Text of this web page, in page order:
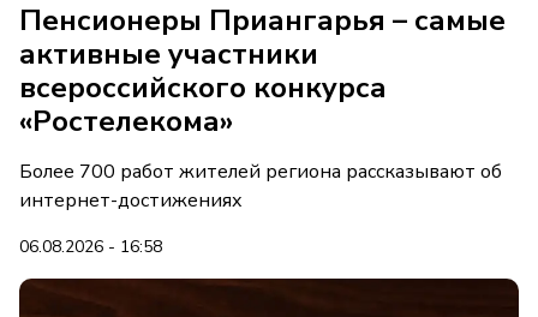
Пенсионеры Приангарья – самые
активные участники
всероссийского конкурса
«Ростелекома»
Более 700 работ жителей региона рассказывают об
интернет-достижениях
06.08.2026 - 16:58